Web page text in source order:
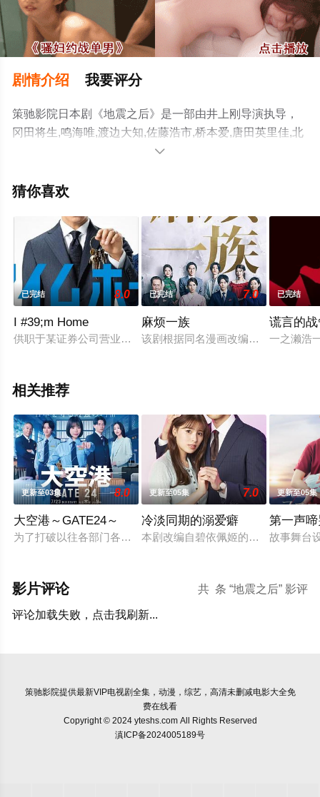
剧情介绍 我要评分
策驰影院日本剧《地震之后》是一部由井上刚导演执导，
冈田将生,鸣海唯,渡边大知,佐藤浩市,桥本爱,唐田英里佳,北
香那,吹越满,泉泽祐希,黒崎煌代,涩川清彦,黑川想矢,木龙麻
揭晓（1-4全集），手机免费观看高清无删减完整版电视剧
剧、电视猫或剧情网等平台了解。
。

猜你喜欢
已完结 8.0
I #39;m Home
供职于某证券公司营业部的金融精英家路久（木村拓哉 饰），
已完结 7.0
麻烦一族
该剧根据同名漫画改编，讲述出身老
已完结
谎言的
一之濑浩
相关推荐
更新至03集 8.0
大空港～GATE24～
为了打破以往各部门各自为政的死板规矩，内阁官房直属成立了
更新至05集 7.0
冷淡同期的溺爱癖
本剧改编自碧依佩姬的同名漫画，是
更新至05集
第一声
故事舞台
共 条 “地震之后” 影评
影片评论
评论加载失败，点击我刷新...
策驰影院提供最新VIP电视剧全集，动漫，综艺，高清未删减电影大全免
费在线看
Copyright © 2024 yteshs.com All Rights Reserved
滇ICP备2024005189号